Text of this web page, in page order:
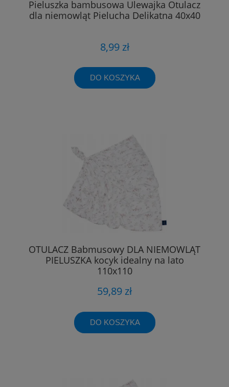
Pieluszka bambusowa Ulewajka Otulacz
dla niemowląt Pielucha Delikatna 40x40
8,99 zł
DO KOSZYKA
OTULACZ Babmusowy DLA NIEMOWLĄT
PIELUSZKA kocyk idealny na lato
110x110
59,89 zł
DO KOSZYKA